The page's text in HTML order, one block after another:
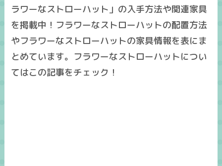
ラワーなストローハット」の入手方法や関連家具
を掲載中！フラワーなストローハットの配置方法
やフラワーなストローハットの家具情報を表にま
とめています。フラワーなストローハットについ
てはこの記事をチェック！